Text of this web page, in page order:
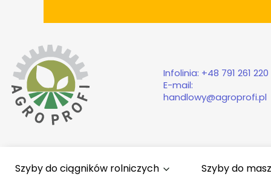
Infolinia: +48 791 261 220
E-mail:
handlowy@agroprofi.pl
Szyby do ciągników rolniczych Szyby do